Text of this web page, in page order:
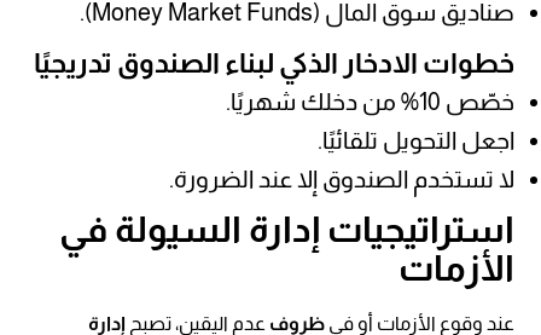
صناديق سوق المال (Money Market Funds).
خطوات الادخار الذكي لبناء الصندوق تدريجيًا
خصّص 10% من دخلك شهريًا.
اجعل التحويل تلقائيًا.
لا تستخدم الصندوق إلا عند الضرورة.
استراتيجيات إدارة السيولة في
الأزمات
عند وقوع الأزمات أو في ظروف عدم اليقين، تصبح إدارة